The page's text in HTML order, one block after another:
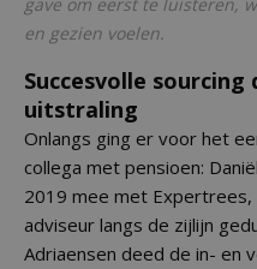
en gezien voelen.
Succesvolle
uitstraling
Onlangs ging er voor het
collega met pensioen:
2019 mee met Expertrees,
adviseur langs de zijlijn
Adriaensen deed de in- en